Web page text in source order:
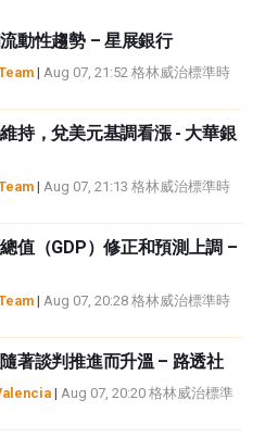
本文時，作者在本文中提到的任何股票
何公司有業務關係。除了FXStreet，作
作者對該資訊的準確性、完整性或適用
不承擔任何錯誤，遺漏或任何損失，傷害
。錯誤和遺漏除外。本文作者和
容無意提供任何投資建議。
動性趨勢 – 星展銀行
| Aug 07, 21:52 格林威治標準時
持，兌美元基調看漲 - 大華銀
| Aug 07, 21:13 格林威治標準時
值（GDP）修正和預測上調 –
| Aug 07, 20:28 格林威治標準時
著談判推進而升溫 – 路透社
| Aug 07, 20:20 格林威治標準